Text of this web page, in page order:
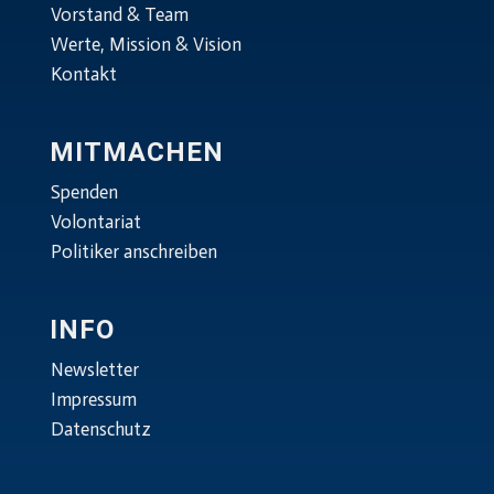
Vorstand & Team
Werte, Mission & Vision
Kontakt
MITMACHEN
Spenden
Volontariat
Politiker anschreiben
INFO
Newsletter
Impressum
Datenschutz